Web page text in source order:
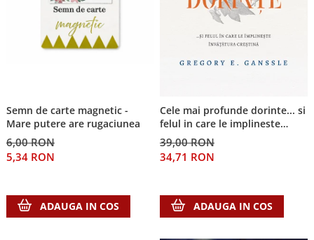
Semn de carte magnetic -
Mare putere are rugaciunea
6,00 RON
5,34 RON
ADAUGA IN COS
Cele mai profunde dorinte... si
felul in care le implineste
invatatura crestina
39,00 RON
34,71 RON
ADAUGA IN COS